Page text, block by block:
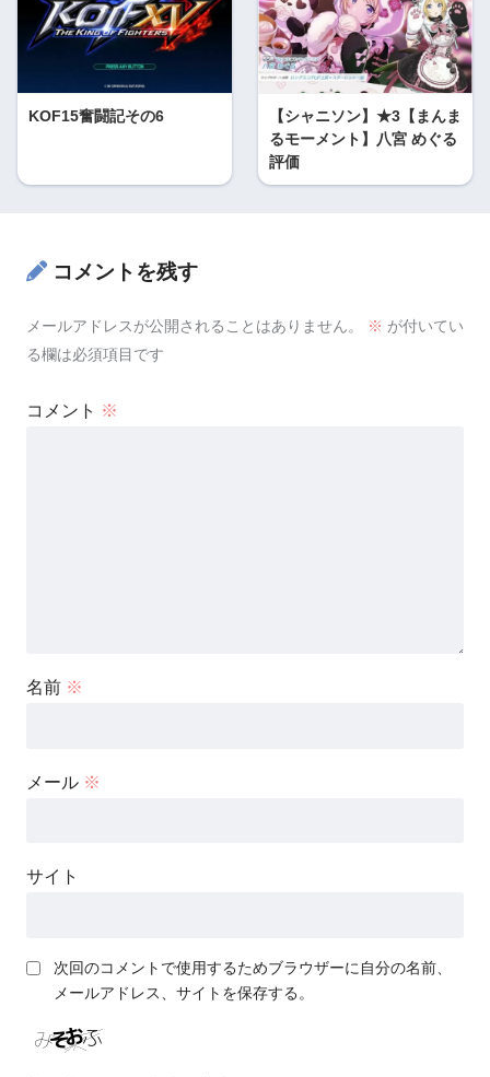
KOF15奮闘記その6
【シャニソン】★3【まんま
るモーメント】八宮 めぐる
評価
コメントを残す
メールアドレスが公開されることはありません。 ※ が付いてい
る欄は必須項目です
コメント ※
名前 ※
メール ※
サイト
次回のコメントで使用するためブラウザーに自分の名前、
メールアドレス、サイトを保存する。